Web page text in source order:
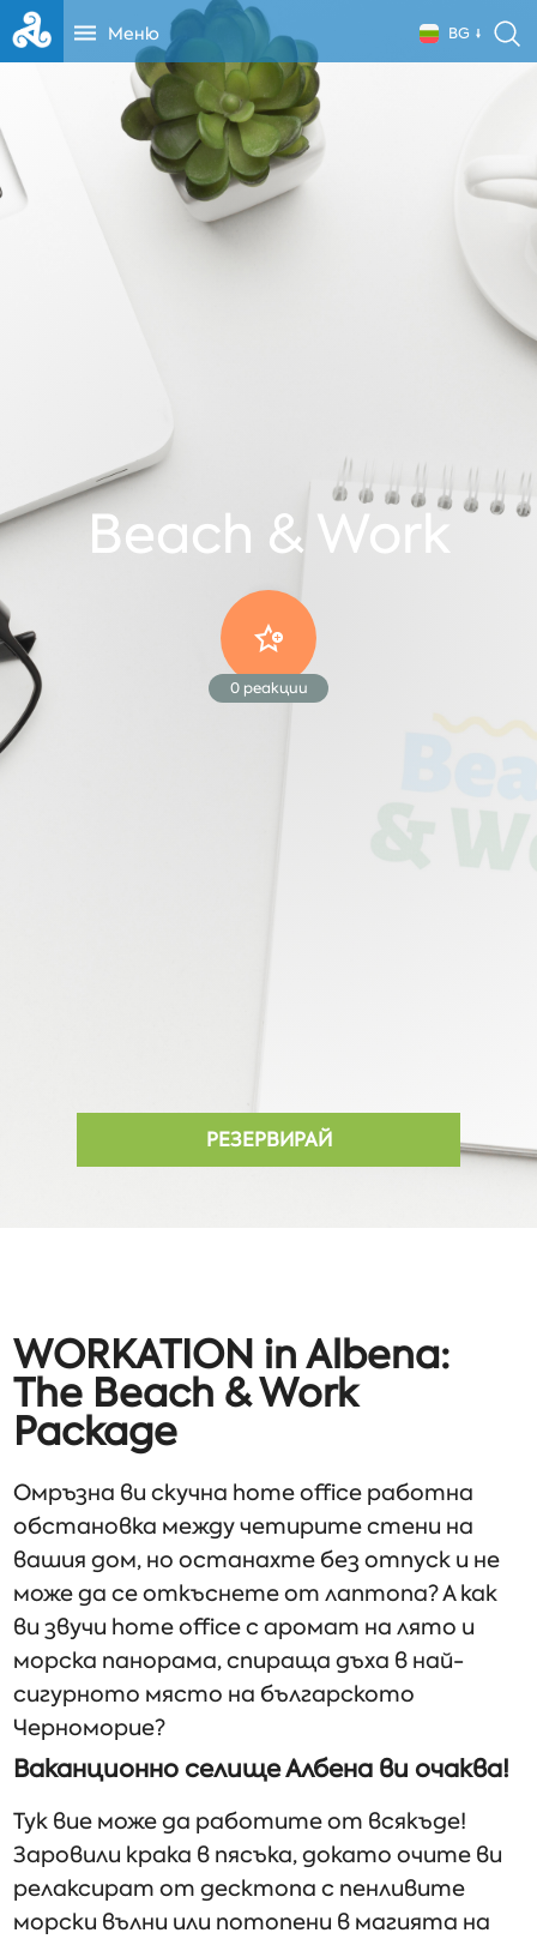
Меню BG
Beach & Work
0реакции
РЕЗЕРВИРАЙ
WORKATION in Albena:
The Beach & Work
Package
Омръзна ви скучна home office работна
обстановка между четирите стени на
вашия дом, но останахте без отпуск и не
може да се откъснете от лаптопа? А как
ви звучи home office с аромат на лято и
морска панорама, спираща дъха в най-
сигурното място на българското
Черноморие?
Ваканционно селище Албена ви очаква!
Тук вие може да работите от всякъде!
Заровили крака в пясъка, докато очите ви
релаксират от десктопа с пенливите
морски вълни или потопени в магията на